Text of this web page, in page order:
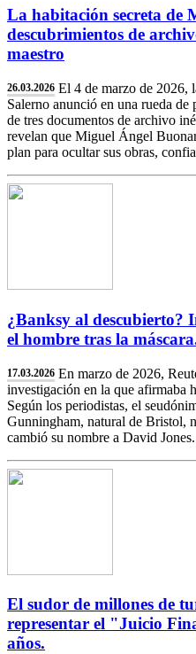
La habitación secreta de
descubrimientos de
maestro
26.03.2026 El 4 de marzo de 2026,
Salerno anunció en una rueda
de tres documentos de archivo
revelan que Miguel Ángel
plan para ocultar sus obras,
¿Banksy al descubierto?
el hombre tras la
17.03.2026 En marzo de 2026,
investigación en la que afirmaba
Según los periodistas, el
Gunningham, natural de Bristol,
cambió su nombre a David Jones.
El sudor de millones de
representar el "Juicio
años.